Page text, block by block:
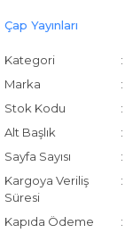
Çap Yayınları
Kategori
Marka
Stok Kodu
Alt Başlık
Sayfa Sayısı
Kargoya Veriliş
Süresi
Kapıda Ödeme